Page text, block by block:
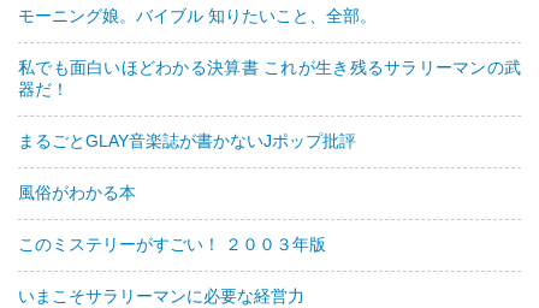
モーニング娘。バイブル 知りたいこと、全部。
私でも面白いほどわかる決算書 これが生き残るサラリーマンの武
器だ！
まるごとGLAY音楽誌が書かないJポップ批評
風俗がわかる本
このミステリーがすごい！ ２００３年版
いまこそサラリーマンに必要な経営力